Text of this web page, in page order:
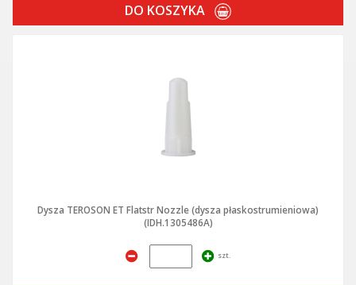
DO KOSZYKA
Dysza TEROSON ET Flatstr Nozzle (dysza płaskostrumieniowa)
(IDH.1305486A)
szt.